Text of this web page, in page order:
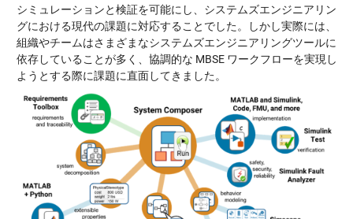
シミュレーションと検証を可能にし、システムズエンジニアリン
グにおける現代の課題に対応することでした。しかし実際には、
組織やチームはさまざまなシステムズエンジニアリングツールに
依存していることが多く、協調的な MBSE ワークフローを実現し
ようとする際に課題に直面してきました。